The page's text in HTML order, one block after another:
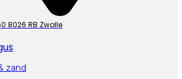
8026 RB Zwolle
zand